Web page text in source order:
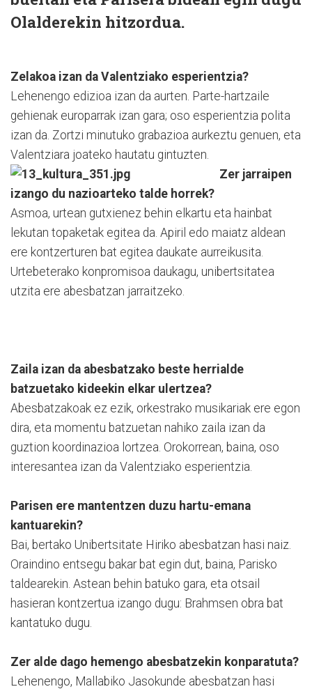
Olalderekin hitzordua.
Zelakoa izan da Valentziako esperientzia?
Lehenengo edizioa izan da aurten. Parte-hartzaile
gehienak europarrak izan gara; oso esperientzia polita
izan da. Zortzi minutuko grabazioa aurkeztu genuen, eta
Valentziara joateko hautatu gintuzten.
Zer jarraipen
izango du nazioarteko talde horrek?
Asmoa, urtean gutxienez behin elkartu eta hainbat
lekutan topaketak egitea da. Apiril edo maiatz aldean
ere kontzerturen bat egitea daukate aurreikusita.
Urtebeterako konpromisoa daukagu, unibertsitatea
utzita ere abesbatzan jarraitzeko.
Zaila izan da abesbatzako beste herrialde
batzuetako kideekin elkar ulertzea?
Abesbatzakoak ez ezik, orkestrako musikariak ere egon
dira, eta momentu batzuetan nahiko zaila izan da
guztion koordinazioa lortzea. Orokorrean, baina, oso
interesantea izan da Valentziako esperientzia.
Parisen ere mantentzen duzu hartu-emana
kantuarekin?
Bai, bertako Unibertsitate Hiriko abesbatzan hasi naiz.
Oraindino entsegu bakar bat egin dut, baina, Parisko
taldearekin. Astean behin batuko gara, eta otsail
hasieran kontzertua izango dugu: Brahmsen obra bat
kantatuko dugu.
Zer alde dago hemengo abesbatzekin konparatuta?
Lehenengo, Mallabiko Jasokunde abesbatzan hasi